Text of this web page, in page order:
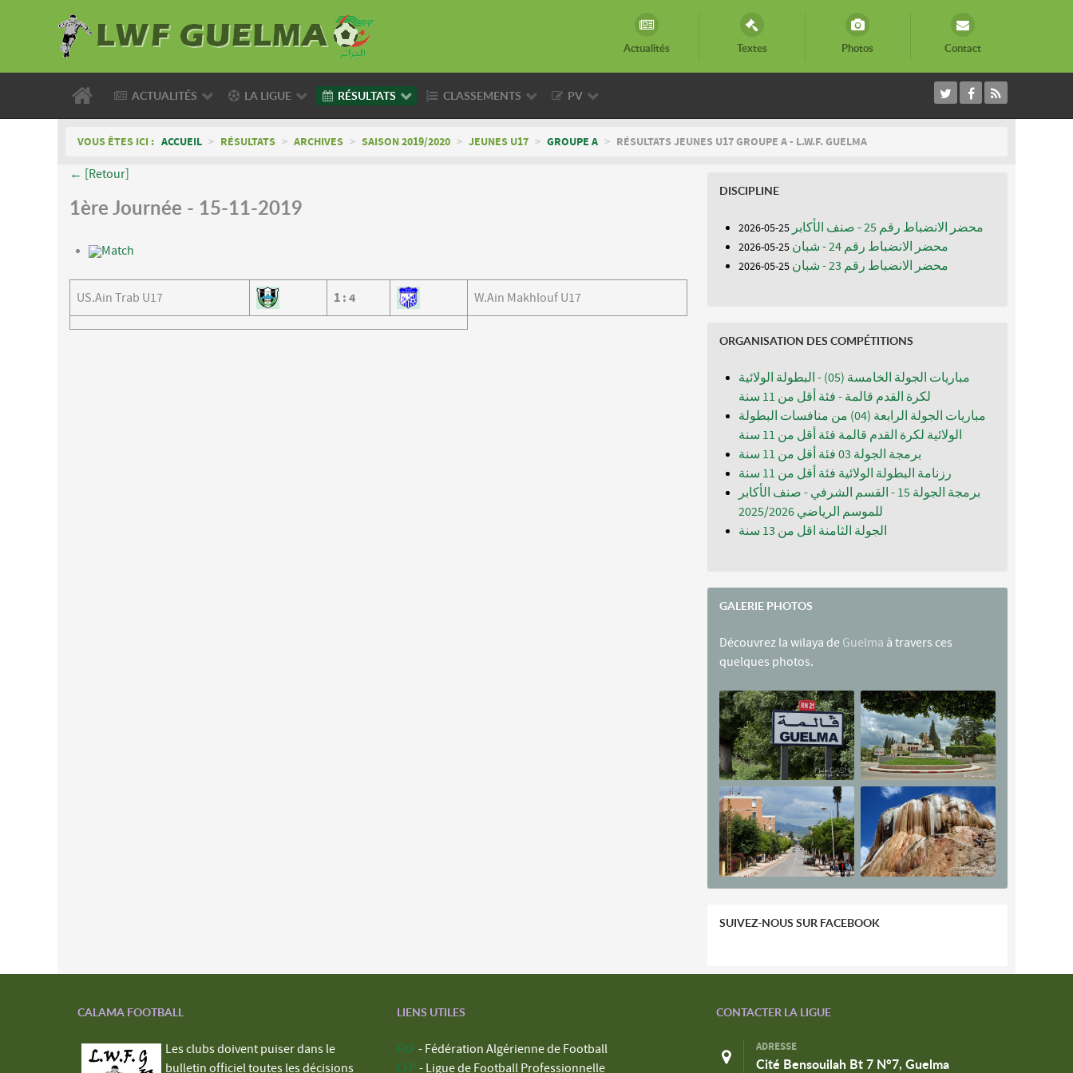
Actualités Textes Photos Contact
ACTUALITÉS LA LIGUE RÉSULTATS CLASSEMENTS PV
VOUS ÊTES ICI : ACCUEIL > RÉSULTATS > ARCHIVES > SAISON 2019/2020 > JEUNES U17 > GROUPE A > RÉSULTATS JEUNES U17 GROUPE A - L.W.F. GUELMA
← [Retour]
1ère Journée - 15-11-2019
Match
US.Ain Trab U17 1 : 4 W.Ain Makhlouf U17
DISCIPLINE
محضر الانضباط رقم 25 - صنف الأكابر 25-05-2026
محضر الانضباط رقم 24 - شبان 25-05-2026
محضر الانضباط رقم 23 - شبان 25-05-2026
ORGANISATION DES COMPÉTITIONS
مباريات الجولة الخامسة (05) - البطولة الولائية
لكرة القدم قالمة - فئة أقل من 11 سنة
مباريات الجولة الرابعة (04) من منافسات البطولة
الولائية لكرة القدم قالمة فئة أقل من 11 سنة
برمجة الجولة 03 فئة أقل من 11 سنة
رزنامة البطولة الولائية فئة أقل من 11 سنة
برمجة الجولة 15 - القسم الشرفي - صنف الأكابر
للموسم الرياضي 2025/2026
الجولة الثامنة اقل من 13 سنة
GALERIE PHOTOS
Découvrez la wilaya de Guelma à travers ces
quelques photos.
SUIVEZ-NOUS SUR FACEBOOK
CALAMA FOOTBALL
Les clubs doivent puiser dans le
bulletin officiel toutes les décisions
LIENS UTILES
FAF - Fédération Algérienne de Football
LFP - Ligue de Football Professionnelle
CONTACTER LA LIGUE
ADRESSE
Cité Bensouilah Bt 7 N°7, Guelma